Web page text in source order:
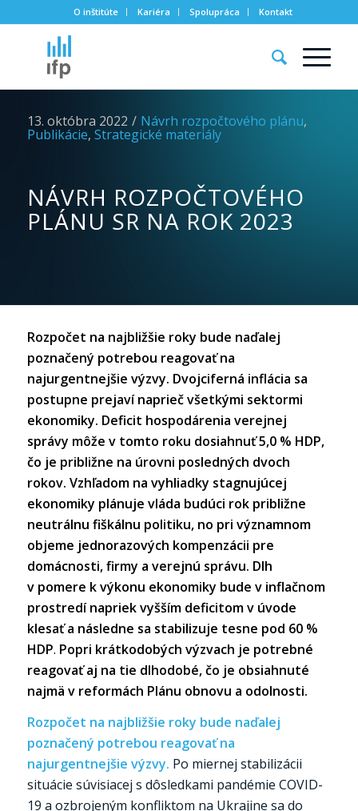
O inštitúte Kariéra Spolupráca Kontakt
13. októbra 2022 / Návrh rozpočtového plánu,
Publikácie, Strategické materiály
NÁVRH ROZPOČTOVÉHO
PLÁNU SR NA ROK 2023
Rozpočet na najbližšie roky bude naďalej
poznačený potrebou reagovať na
najurgentnejšie výzvy. Dvojciferná inflácia sa
postupne prejaví naprieč všetkými sektormi
ekonomiky. Deficit hospodárenia verejnej
správy môže v tomto roku dosiahnuť 5,0 % HDP,
čo je približne na úrovni posledných dvoch
rokov. Vzhľadom na vyhliadky stagnujúcej
ekonomiky plánuje vláda budúci rok približne
neutrálnu fiškálnu politiku, no pri významnom
objeme jednorazových kompenzácii pre
domácnosti, firmy a verejnú správu. Dlh
v pomere k výkonu ekonomiky bude v inflačnom
prostredí napriek vyšším deficitom v úvode
klesať a následne sa stabilizuje tesne pod 60 %
HDP. Popri krátkodobých výzvach je potrebné
reagovať aj na tie dlhodobé, čo je obsiahnuté
najmä v reformách Plánu obnovu a odolnosti.
Rozpočet na najbližšie roky bude naďalej
poznačený potrebou reagovať na
najurgentnejšie výzvy. Po miernej stabilizácii
situácie súvisiacej s dôsledkami pandémie COVID-
19 a ozbrojeným konfliktom na Ukrajine sa do